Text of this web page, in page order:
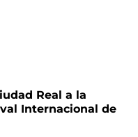
Real a la
Internacional de